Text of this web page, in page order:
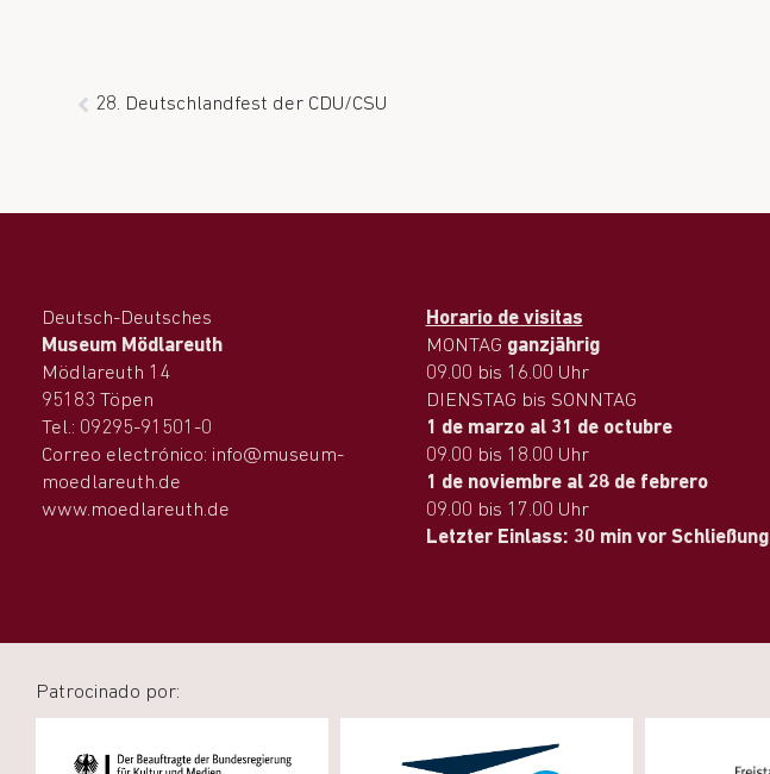
28. Deutschlandfest der CDU/CSU
Deutsch-Deutsches
Museum Mödlareuth
Mödlareuth 14
95183 Töpen
Tel.: 09295-91501-0
Correo electrónico: info@museum-
moedlareuth.de
www.moedlareuth.de
Horario de visitas
MONTAG ganzjährig
09.00 bis 16.00 Uhr
DIENSTAG bis SONNTAG
1 de marzo al 31 de octubre
09.00 bis 18.00 Uhr
1 de noviembre al 28 de febrero
09.00 bis 17.00 Uhr
Letzter Einlass: 30 min vor Schließung
Patrocinado por: